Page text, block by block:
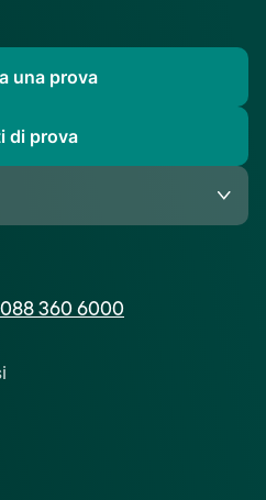
una prova
di prova
360 6000